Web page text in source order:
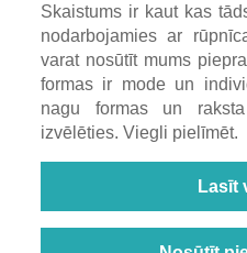
Skaistums ir kaut kas
nodarbojamies ar
varat nosūtīt mums
formas ir mode un
nagu formas un
izvēlēties. Viegli pielīmēt.
Lasīt